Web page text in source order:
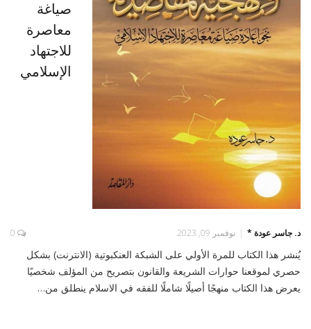
صياغة
معاصرة
للاجتهاد
الإسلامي
د. جاسر عودة * نوفمبر 09, 2023 0
يُنشر هذا الكتاب للمرة الأولي على الشبكة العنكبوتية (الانترنت) بشكل
حصري لموقعنا حوارات الشريعة والقانون بتصريح من المؤلف شخصيًا
يعرض هذا الكتاب منهجًا أصيلًا شاملًا للفقه في الاسلام ينطلق من…